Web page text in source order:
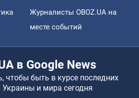
Журналисты OBOZ.UA на
месте событий
в Google News
чтобы быть в курсе последних
Украины и мира сегодня